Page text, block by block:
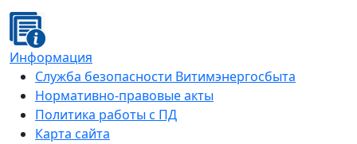
Информация
Служба безопасности Витимэнергосбыта
Нормативно-правовые акты
Политика работы с ПД
Карта сайта